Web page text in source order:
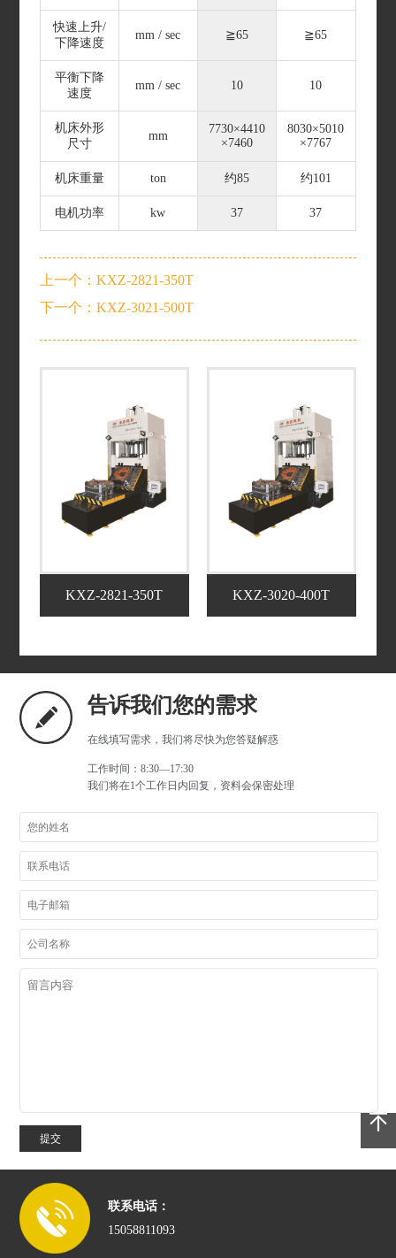
快速上升/
下降速度
mm / sec ≧65 ≧65
平衡下降
速度
mm / sec 10 10
机床外形
尺寸
mm
7730×4410
×7460
8030×5010
×7767
机床重量 ton 约85 约101
电机功率 kw 37 37
上一个：KXZ-2821-350T
下一个：KXZ-3021-500T
KXZ-2821-350T KXZ-3020-400T
告诉我们您的需求
在线填写需求，我们将尽快为您答疑解惑
工作时间：8:30—17:30
我们将在1个工作日内回复，资料会保密处理
提交
联系电话：
15058811093